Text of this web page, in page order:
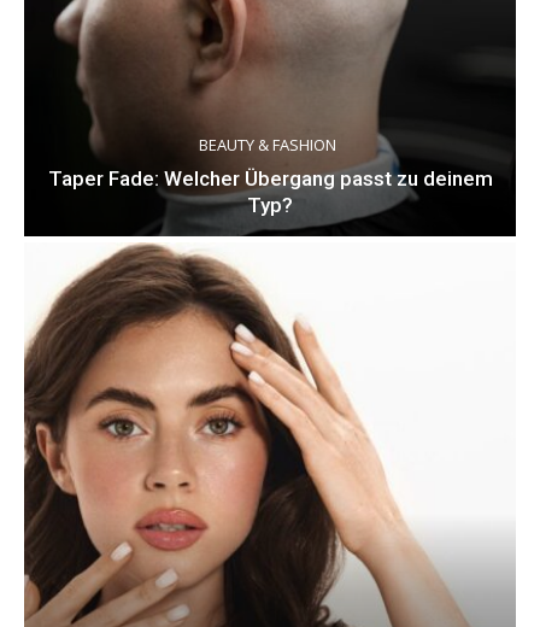
BEAUTY & FASHION
Taper Fade: Welcher Übergang passt zu deinem
Typ?